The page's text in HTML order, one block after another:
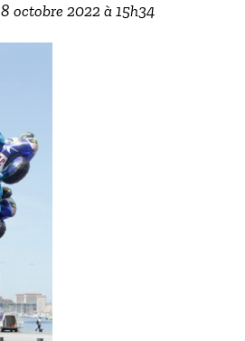
octobre 2022 à 15h34